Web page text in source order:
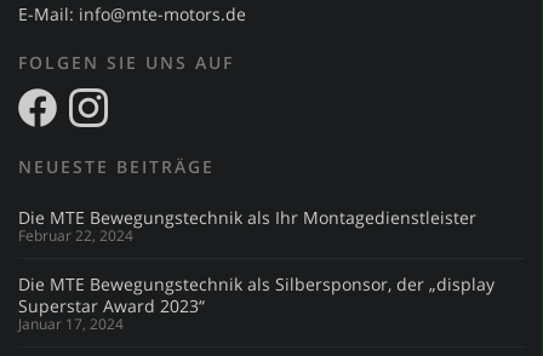
E-Mail: info@mte-motors.de
FOLGEN SIE UNS AUF
NEUESTE BEITRÄGE
Die MTE Bewegungstechnik als Ihr Montagedienstleister
Februar 22, 2024
Die MTE Bewegungstechnik als Silbersponsor, der „display
Superstar Award 2023“
Januar 17, 2024